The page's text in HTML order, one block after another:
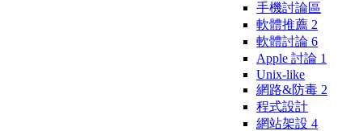
手機討論區
軟體推薦 2
軟體討論 6
Apple 討論 1
Unix-like
網路&防毒 2
程式設計
網站架設 4